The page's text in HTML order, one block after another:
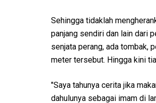
Sehingga tidaklah
panjang sendiri dan lain dari
senjata perang, ada tombak,
meter tersebut. Hingga kini
"Saya tahunya cerita jika
dahulunya sebagai imam di